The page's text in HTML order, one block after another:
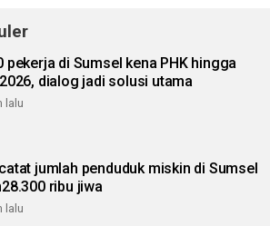
pekerja di Sumsel kena PHK hingga
dialog jadi solusi utama
lalu
jumlah penduduk miskin di Sumsel
ribu jiwa
lalu